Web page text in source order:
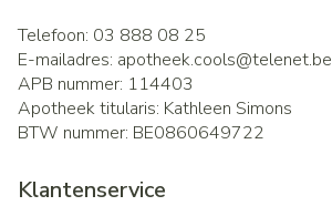
Telefoon: 03 888 08 25
E-mailadres: apotheek.cools@telenet.be
APB nummer: 114403
Apotheek titularis: Kathleen Simons
BTW nummer: BE0860649722
Klantenservice